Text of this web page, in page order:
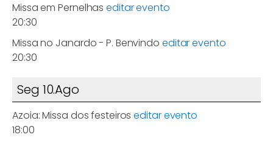
Missa em Pernelhas editar evento
20:30
Missa no Janardo - P. Benvindo editar evento
20:30
Seg 10.Ago
Azoia: Missa dos festeiros editar evento
18:00